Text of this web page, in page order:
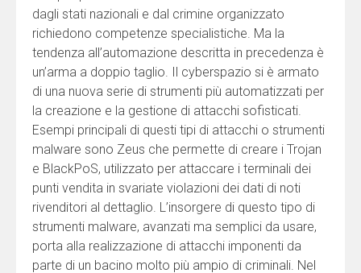
dagli stati nazionali e dal crimine organizzato
richiedono competenze specialistiche. Ma la
tendenza all’automazione descritta in precedenza è
un’arma a doppio taglio. Il cyberspazio si è armato
di una nuova serie di strumenti più automatizzati per
la creazione e la gestione di attacchi sofisticati.
Esempi principali di questi tipi di attacchi o strumenti
malware sono Zeus che permette di creare i Trojan
e BlackPoS, utilizzato per attaccare i terminali dei
punti vendita in svariate violazioni dei dati di noti
rivenditori al dettaglio. L’insorgere di questo tipo di
strumenti malware, avanzati ma semplici da usare,
porta alla realizzazione di attacchi imponenti da
parte di un bacino molto più ampio di criminali. Nel